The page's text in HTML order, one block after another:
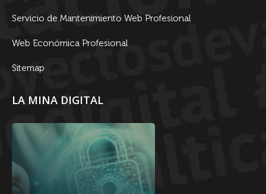
Servicio de Mantenimiento Web Profesional
Web Económica Profesional
Sitemap
LA MINA DIGITAL